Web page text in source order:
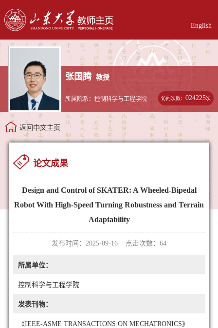
English
张国腾 教授
所属院系：控制科学与工程学院 访问次数：024225次
返回中文主页
论文成果
Design and Control of SKATER: A Wheeled-Bipedal
Robot With High-Speed Turning Robustness and Terrain
Adaptability
发布时间：2025-09-16 点击次数： 64
所属单位：
控制科学与工程学院
发表刊物：
《IEEE-ASME TRANSACTIONS ON MECHATRONICS》